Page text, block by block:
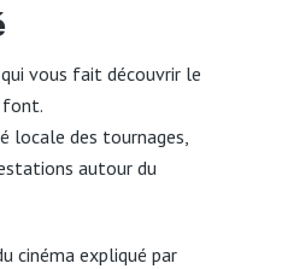
qui vous fait découvrir le
font.
locale des tournages,
autour du
cinéma expliqué par